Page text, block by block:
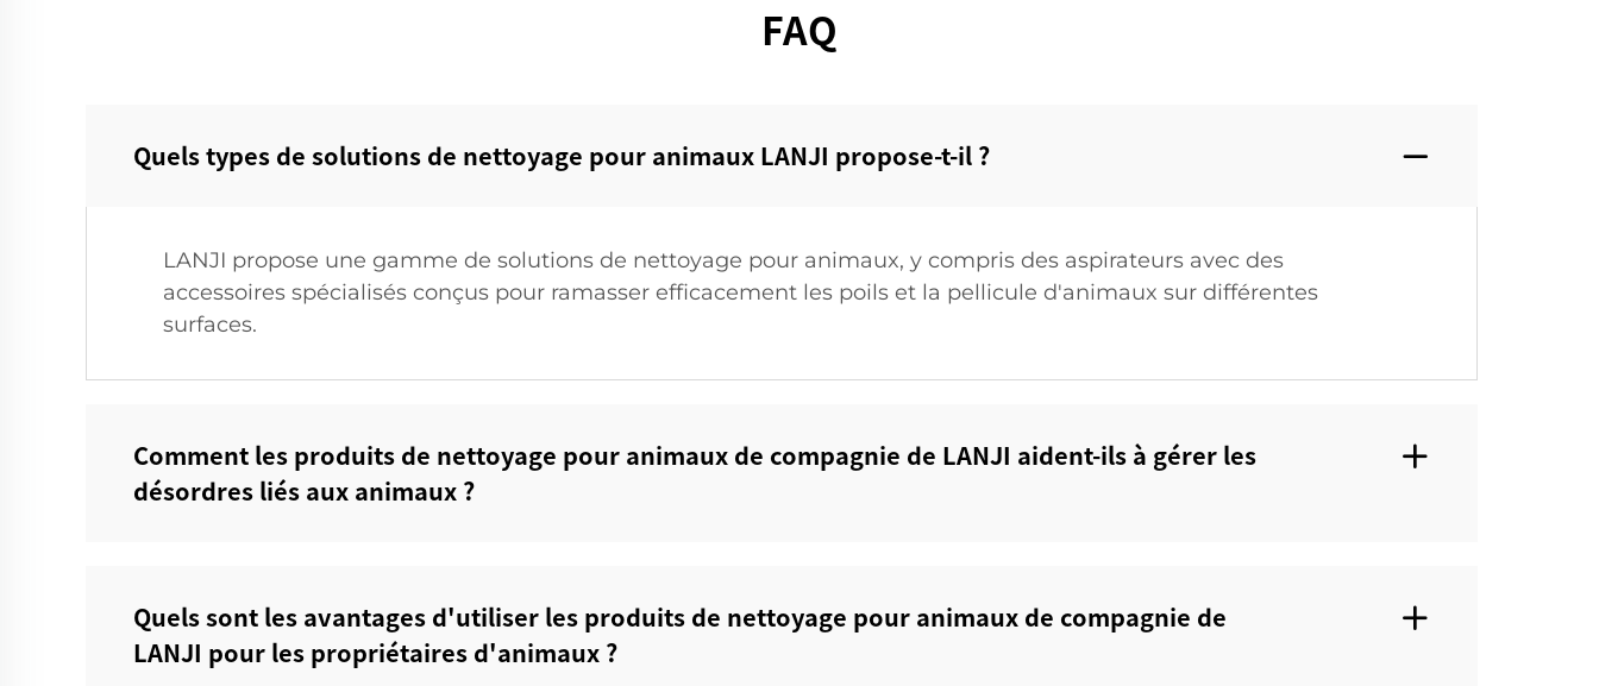
FAQ
Quels types de solutions de nettoyage pour animaux LANJI propose-t-il ?‌
LANJI propose une gamme de solutions de nettoyage pour animaux, y compris des aspirateurs avec des
accessoires spécialisés conçus pour ramasser efficacement les poils et la pellicule d'animaux sur différentes
surfaces.
Comment les produits de nettoyage pour animaux de compagnie de LANJI aident-ils à gérer les
désordres liés aux animaux ?‌
Quels sont les avantages d'utiliser les produits de nettoyage pour animaux de compagnie de
LANJI pour les propriétaires d'animaux ?‌